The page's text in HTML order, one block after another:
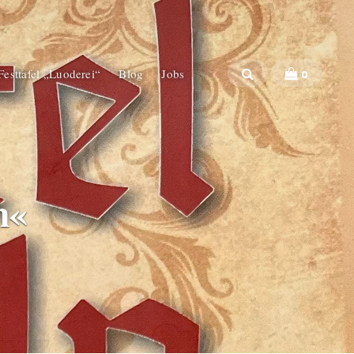
„Luoderei“ Blog Jobs 0